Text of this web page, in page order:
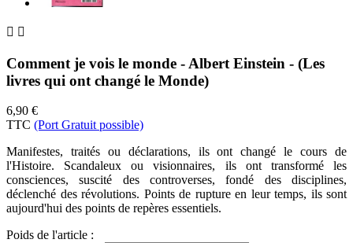
 
Comment je vois le monde - Albert Einstein - (Les
livres qui ont changé le Monde)
6,90 €
TTC (Port Gratuit possible)
Manifestes, traités ou déclarations, ils ont changé le cours de
l'Histoire. Scandaleux ou visionnaires, ils ont transformé les
consciences, suscité des controverses, fondé des disciplines,
déclenché des révolutions. Points de rupture en leur temps, ils sont
aujourd'hui des points de repères essentiels.
Poids de l'article :